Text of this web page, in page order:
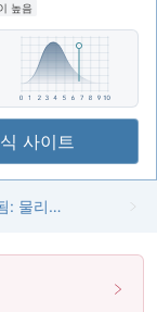
높음
사이트
BestProfit Indonesia 확인됨: 물리적 존재 발견되지 않음